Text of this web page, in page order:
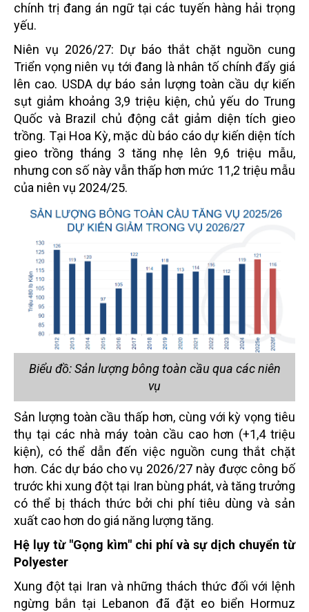
chính trị đang án ngữ tại các tuyến hàng hải trọng
yếu.
Niên vụ 2026/27: Dự báo thắt chặt nguồn cung
Triển vọng niên vụ tới đang là nhân tố chính đẩy giá
lên cao. USDA dự báo sản lượng toàn cầu dự kiến
sụt giảm khoảng 3,9 triệu kiện, chủ yếu do Trung
Quốc và Brazil chủ động cắt giảm diện tích gieo
trồng. Tại Hoa Kỳ, mặc dù báo cáo dự kiến diện tích
gieo trồng tháng 3 tăng nhẹ lên 9,6 triệu mẫu,
nhưng con số này vẫn thấp hơn mức 11,2 triệu mẫu
của niên vụ 2024/25.
Biểu đồ: Sản lượng bông toàn cầu qua các niên
vụ
Sản lượng toàn cầu thấp hơn, cùng với kỳ vọng tiêu
thụ tại các nhà máy toàn cầu cao hơn (+1,4 triệu
kiện), có thể dẫn đến việc nguồn cung thắt chặt
hơn. Các dự báo cho vụ 2026/27 này được công bố
trước khi xung đột tại Iran bùng phát, và tăng trưởng
có thể bị thách thức bởi chi phí tiêu dùng và sản
xuất cao hơn do giá năng lượng tăng.
Hệ lụy từ "Gọng kìm" chi phí và sự dịch chuyển từ
Polyester
Xung đột tại Iran và những thách thức đối với lệnh
ngừng bắn tại Lebanon đã đặt eo biển Hormuz